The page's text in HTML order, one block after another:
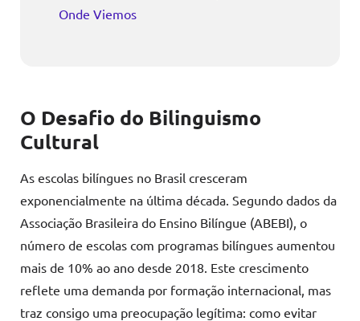
Onde Viemos
O Desafio do Bilinguismo
Cultural
As escolas bilíngues no Brasil cresceram
exponencialmente na última década. Segundo dados da
Associação Brasileira do Ensino Bilíngue (ABEBI), o
número de escolas com programas bilíngues aumentou
mais de 10% ao ano desde 2018. Este crescimento
reflete uma demanda por formação internacional, mas
traz consigo uma preocupação legítima: como evitar